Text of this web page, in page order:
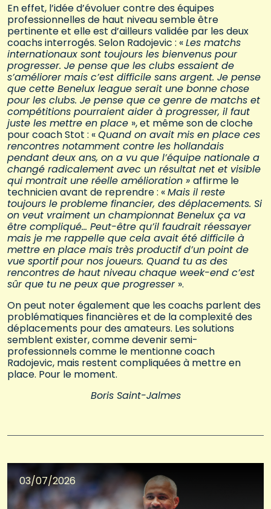
En effet, l’idée d’évoluer contre des équipes
professionnelles de haut niveau semble être
pertinente et elle est d’ailleurs validée par les deux
coachs interrogés. Selon Radojevic : «Les matchs
internationaux sont toujours les bienvenus pour
progresser. Je pense que les clubs essaient de
s’améliorer mais c’est difficile sans argent. Je pense
que cette Benelux league serait une bonne chose
pour les clubs. Je pense que ce genre de matchs et
compétitions pourraient aider à progresser, il faut
juste les mettre en place », et même son de cloche
pour coach Stot : «Quand on avait mis en place ces
rencontres notamment contre les hollandais
pendant deux ans, on a vu que l’équipe nationale a
changé radicalement avec un résultat net et visible
qui montrait une réelle amélioration » affirme le
technicien avant de reprendre : «Mais il reste
toujours le probleme financier, des déplacements. Si
on veut vraiment un championnat Benelux ça va
être compliqué… Peut-être qu’il faudrait réessayer
mais je me rappelle que cela avait été difficile à
mettre en place mais très productif d’un point de
vue sportif pour nos joueurs. Quand tu as des
rencontres de haut niveau chaque week-end c’est
sûr que tu ne peux que progresser ».
On peut noter également que les coachs parlent des
problématiques financières et de la complexité des
déplacements pour des amateurs. Les solutions
semblent exister, comme devenir semi-
professionnels comme le mentionne coach
Radojevic, mais restent compliquées à mettre en
place. Pour le moment.
Boris Saint-Jalmes
03/07/2026